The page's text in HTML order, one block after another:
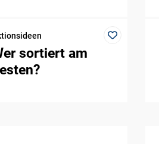
sortiert am